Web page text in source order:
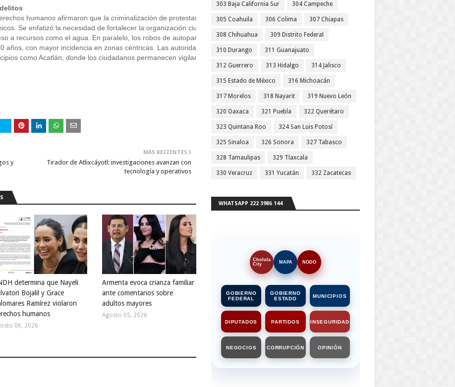
humanos afirmaron que la criminalización de protestas ignora los orígenes
Se enfatizó la necesidad de fortalecer la organización ciudadana para
a recursos como el agua. En paralelo, los robos de autopartes afectan
años, con mayor incidencia en zonas céntricas. Las autoridades continúan con
como Acatlán, donde los ciudadanos permanecen vigilantes del proceso de
MÁS RECIENTES
Tirador de Atlixcáyotl: investigaciones avanzan con
tecnología y operativos
y
determina que Nayeli
Bojalil y Grace
Ramírez violaron
humanos
06, 2026
Armenta evoca crianza familiar
ante comentarios sobre
adultos mayores
Agosto 05, 2026
303 Baja California Sur 304 Campeche
305 Coahuila 306 Colima 307 Chiapas
308 Chihuahua 309 Distrito Federal
310 Durango 311 Guanajuato
312 Guerrero 313 Hidalgo 314 Jalisco
315 Estado de México 316 Michoacán
317 Morelos 318 Nayarit 319 Nuevo León
320 Oaxaca 321 Puebla 322 Querétaro
323 Quintana Roo 324 San Luis Potosí
325 Sinaloa 326 Sonora 327 Tabasco
328 Tamaulipas 329 Tlaxcala
330 Veracruz 331 Yucatán 332 Zacatecas
WHATSAPP 222 3986 144
Cholula
City
MAPA NODO
GOBIERNO
FEDERAL
GOBIERNO
ESTADO
MUNICIPIOS
DIPUTADOS PARTIDOS INSEGURIDAD
NEGOCIOS CORRUPCIÓN OPINIÓN